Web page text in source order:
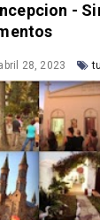
-
28, 2023